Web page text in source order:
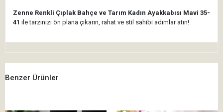
Zenne Renkli Çıplak Bahçe ve Tarım Kadın Ayakkabısı Mavi 35-
41 ile tarzınızı ön plana çıkarın, rahat ve stil sahibi adımlar atın!
Benzer Ürünler